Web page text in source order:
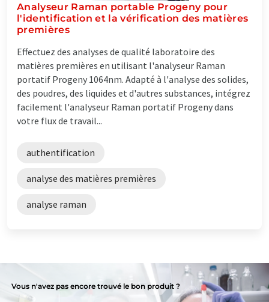
Analyseur Raman portable Progeny pour
l'identification et la vérification des matières
premières
Effectuez des analyses de qualité laboratoire des
matières premières en utilisant l'analyseur Raman
portatif Progeny 1064nm. Adapté à l'analyse des solides,
des poudres, des liquides et d'autres substances, intégrez
facilement l'analyseur Raman portatif Progeny dans
votre flux de travail...
authentification
analyse des matières premières
analyse raman
Vous n'avez pas encore trouvé le bon produit ?